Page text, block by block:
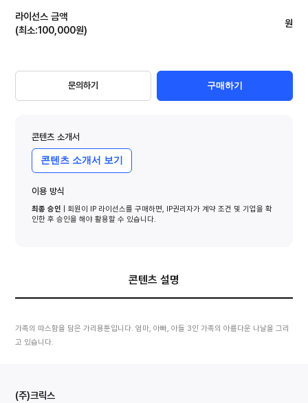
라이선스 금액
(최소:100,000원)
원
문의하기 구매하기
콘텐츠 소개서
콘텐츠 소개서 보기
이용 방식
최종 승인 | 회원이 IP 라이선스를 구매하면, IP권리자가 계약 조건 및 기업을 확
인한 후 승인을 해야 활용할 수 있습니다.
콘텐츠 설명
가족의 따스함을 담은 가리용툰입니다. 엄마, 아빠, 아들 3인 가족의 아름다운 나날을 그리
고 있습니다.
(주)크릭스